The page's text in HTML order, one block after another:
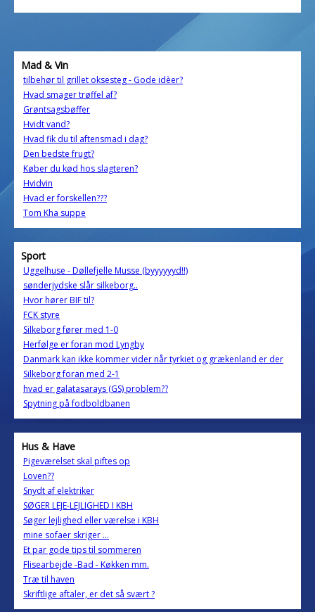
Mad & Vin
tilbehør til grillet oksesteg - Gode idèer?
Hvad smager trøffel af?
Grøntsagsbøffer
Hvidt vand?
Hvad fik du til aftensmad i dag?
Den bedste frugt?
Køber du kød hos slagteren?
Hvidvin
Hvad er forskellen???
Tom Kha suppe
Sport
Uggelhuse - Døllefjelle Musse (byyyyyyd!!)
sønderjydske slår silkeborg..
Hvor hører BIF til?
FCK styre
Silkeborg fører med 1-0
Herfølge er foran mod Lyngby
Danmark kan ikke kommer vider når tyrkiet og grækenland er der
Silkeborg foran med 2-1
hvad er galatasarays (GS) problem??
Spytning på fodboldbanen
Hus & Have
Pigeværelset skal piftes op
Loven??
Snydt af elektriker
SØGER LEJE-LEJLIGHED I KBH
Søger lejlighed eller værelse i KBH
mine sofaer skriger ...
Et par gode tips til sommeren
Flisearbejde -Bad - Køkken mm.
Træ til haven
Skriftlige aftaler, er det så svært ?